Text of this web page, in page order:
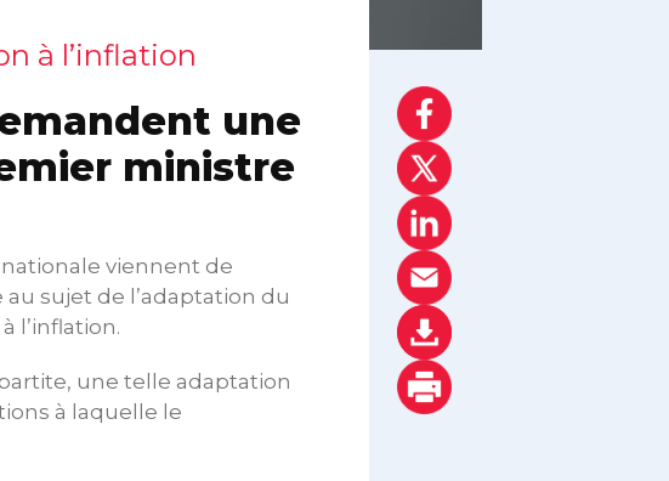
à l’inflation
une
ministre
viennent de
sujet de l’adaptation du
l’inflation.
une telle adaptation
à laquelle le